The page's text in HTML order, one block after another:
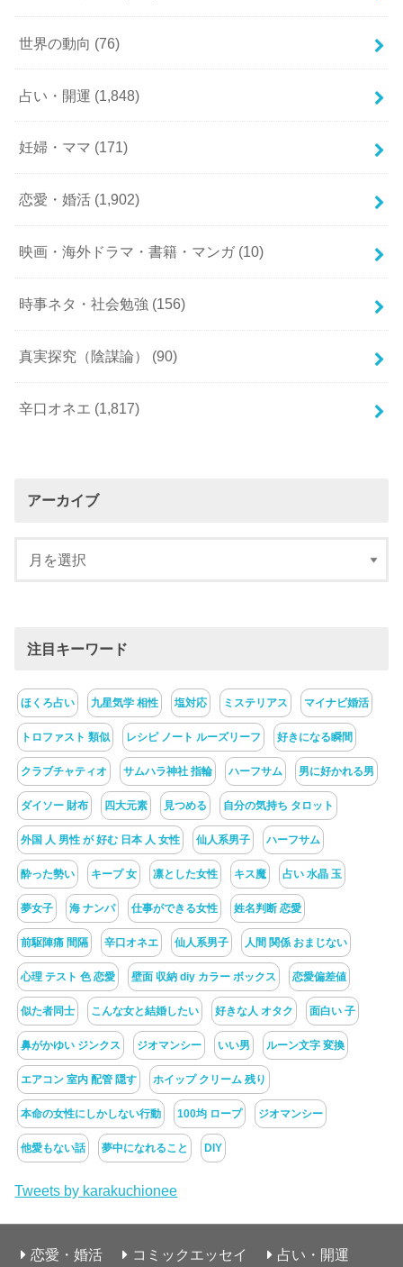
世界の動向 (76)
占い・開運 (1,848)
妊婦・ママ (171)
恋愛・婚活 (1,902)
映画・海外ドラマ・書籍・マンガ (10)
時事ネタ・社会勉強 (156)
真実探究（陰謀論） (90)
辛口オネエ (1,817)
アーカイブ
注目キーワード
ほくろ占い 九星気学 相性 塩対応 ミステリアス マイナビ婚活
トロファスト 類似 レシピ ノート ルーズリーフ 好きになる瞬間
クラブチャティオ サムハラ神社 指輪 ハーフサム 男に好かれる男
ダイソー 財布 四大元素 見つめる 自分の気持ち タロット
外国 人 男性 が 好む 日本 人 女性 仙人系男子 ハーフサム
酔った勢い キープ 女 凛とした女性 キス魔 占い 水晶 玉
夢女子 海 ナンパ 仕事ができる女性 姓名判断 恋愛
前駆陣痛 間隔 辛口オネエ 仙人系男子 人間 関係 おまじない
心理 テスト 色 恋愛 壁面 収納 diy カラー ボックス 恋愛偏差値
似た者同士 こんな女と結婚したい 好きな人 オタク 面白い 子
鼻がかゆい ジンクス ジオマンシー いい男 ルーン文字 変換
エアコン 室内 配管 隠す ホイップ クリーム 残り
本命の女性にしかしない行動 100均 ロープ ジオマンシー
他愛もない話 夢中になれること DIY
Tweets by karakuchionee
恋愛・婚活 コミックエッセイ 占い・開運